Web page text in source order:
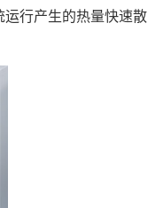
行产生的热量快速散